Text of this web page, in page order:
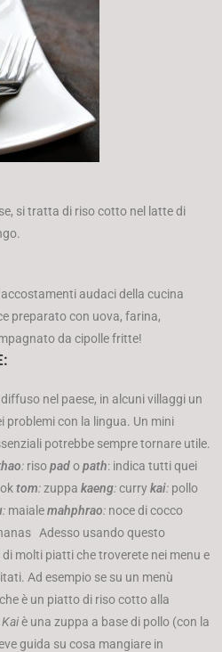
si tratta di riso cotto nel latte di
audaci della cucina
preparato con uova, farina,
da cipolle fritte!
nel paese, in alcuni villaggi un
problemi con la lingua. Un mini
potrebbe sempre tornare utile.
: risopadopath: indica tutti quei
tom:zuppa kaeng:currykai: pollo
: maialemahphrao: noce di cocco
Adesso usando questo
molti piatti che troverete nei menu e
Ad esempio se su un menù
è un piatto di riso cotto alla
è una zuppa a base di pollo (con la
guida su cosa mangiare in